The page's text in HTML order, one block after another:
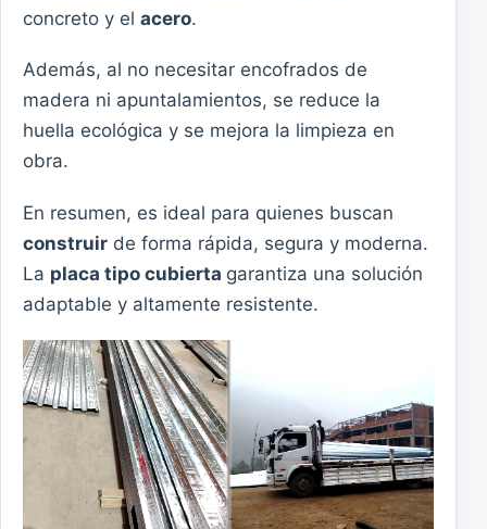
concreto y el acero.
Además, al no necesitar encofrados de
madera ni apuntalamientos, se reduce la
huella ecológica y se mejora la limpieza en
obra.
En resumen, es ideal para quienes buscan
construir de forma rápida, segura y moderna.
La placa tipo cubierta garantiza una solución
adaptable y altamente resistente.